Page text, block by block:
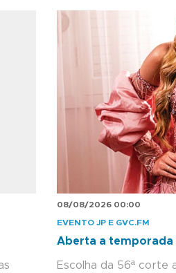
08/08/2026 00:00
EVENTO JP E GVC.FM
Aberta a temporada
Escolha da 56ª corte